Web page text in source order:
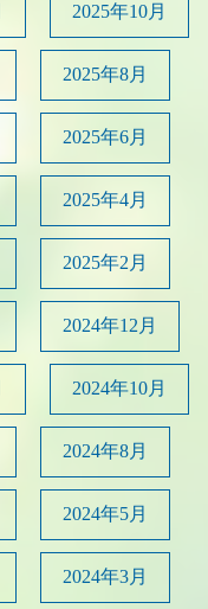
2025年10月
2025年8月
2025年6月
2025年4月
2025年2月
2024年12月
2024年10月
2024年8月
2024年5月
2024年3月